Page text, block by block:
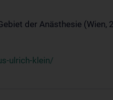
der Anästhesie (Wien,
ulrich-klein/